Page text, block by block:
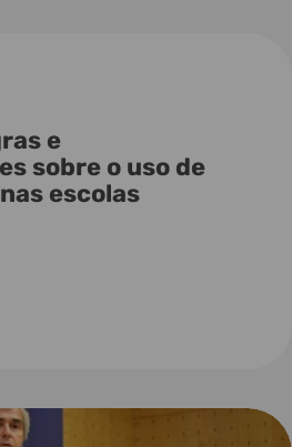
e
sobre o uso de
escolas